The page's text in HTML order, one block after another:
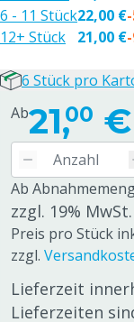
Ab21,00 €
Ab
zzgl. 19% MwSt.
Preis pro Stück
zzgl.
Lieferzeit
Lieferzeiten
6 - 11 Stück
12+ Stück
22,00 €
21,00 €
6 Stück pro